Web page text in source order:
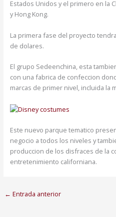
Estados Unidos y el primero en la
y Hong Kong.
La primera fase del proyecto
de dolares.
El grupo Sedeenchina, esta
con una fabrica de confeccion
marcas de primer nivel, incluida la
Este nuevo parque tematico
negocio a todos los niveles y
produccion de los disfraces de la
entretenimiento californiana.
← Entrada anterior